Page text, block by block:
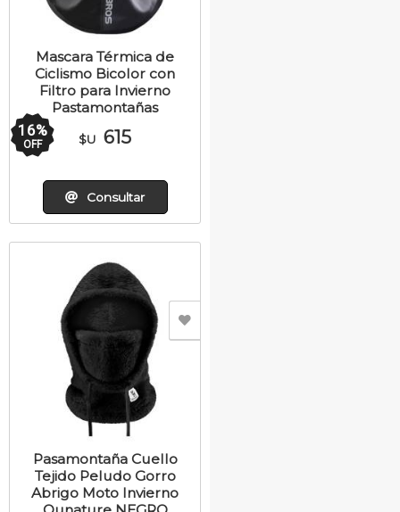
Mascara Térmica de
Ciclismo Bicolor con
Filtro para Invierno
Pastamontañas
16%
OFF $U 615
Consultar
Pasamontaña Cuello
Tejido Peludo Gorro
Abrigo Moto Invierno